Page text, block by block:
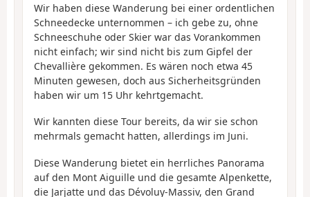
Wir haben diese Wanderung bei einer ordentlichen
Schneedecke unternommen – ich gebe zu, ohne
Schneeschuhe oder Skier war das Vorankommen
nicht einfach; wir sind nicht bis zum Gipfel der
Chevallière gekommen. Es wären noch etwa 45
Minuten gewesen, doch aus Sicherheitsgründen
haben wir um 15 Uhr kehrtgemacht.
Wir kannten diese Tour bereits, da wir sie schon
mehrmals gemacht hatten, allerdings im Juni.
Diese Wanderung bietet ein herrliches Panorama
auf den Mont Aiguille und die gesamte Alpenkette,
die Jarjatte und das Dévoluy-Massiv, den Grand